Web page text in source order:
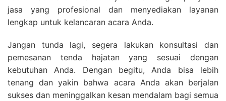
jasa yang profesional dan menyediakan layanan
lengkap untuk kelancaran acara Anda.
Jangan tunda lagi, segera lakukan konsultasi dan
pemesanan tenda hajatan yang sesuai dengan
kebutuhan Anda. Dengan begitu, Anda bisa lebih
tenang dan yakin bahwa acara Anda akan berjalan
sukses dan meninggalkan kesan mendalam bagi semua